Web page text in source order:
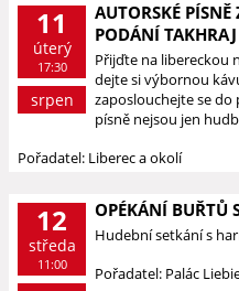
11
úterý
17:30
srpen
AUTORSKÉ
PODÁNÍ TAKHRAJ
Přijďte na libereckou
dejte si výbornou
zaposlouchejte se do
písně nejsou jen
Pořadatel: Liberec a okolí
12
středa
11:00
OPÉKÁNÍ BUŘTŮ
Hudební setkání s
Pořadatel: Palác